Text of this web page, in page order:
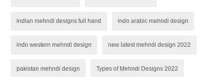
indian mehndi designs full hand indo arabic mehndi design
indo western mehndi design new latest mehndi design 2022
pakistan mehndi design Types of Mehndi Designs 2022